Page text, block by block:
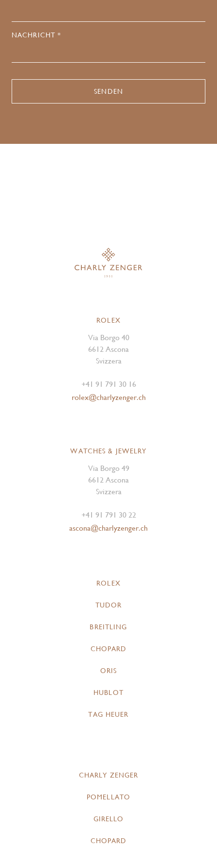
NACHRICHT *
ROLEX
Via Borgo 40
6612 Ascona
Svizzera
+41 91 791 30 16
rolex@charlyzenger.ch
WATCHES & JEWELRY
Via Borgo 49
6612 Ascona
Svizzera
+41 91 791 30 22
ascona@charlyzenger.ch
ROLEX
TUDOR
BREITLING
CHOPARD
ORIS
HUBLOT
TAG HEUER
CHARLY ZENGER
POMELLATO
GIRELLO
CHOPARD